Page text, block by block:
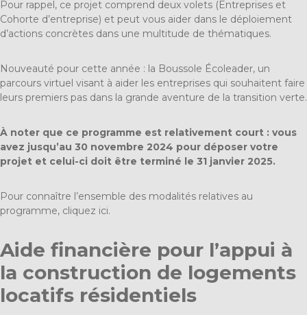
Pour rappel, ce projet comprend deux volets (Entreprises et
Cohorte d’entreprise) et peut vous aider dans le déploiement
d’actions concrètes dans une multitude de thématiques.
Nouveauté pour cette année : la Boussole Écoleader, un
parcours virtuel visant à aider les entreprises qui souhaitent faire
leurs premiers pas dans la grande aventure de la transition verte.
À noter que ce programme est relativement court : vous
avez jusqu’au 30 novembre 2024 pour déposer votre
projet et celui-ci doit être terminé le 31 janvier 2025.
Pour connaître l’ensemble des modalités relatives au
programme, cliquez ici.
Aide financière pour l’appui à
la construction de logements
locatifs résidentiels